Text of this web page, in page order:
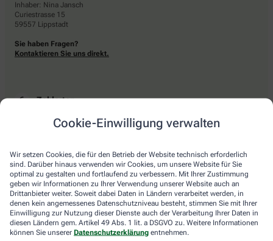
Cookie-Einwilligung verwalten
Wir setzen Cookies, die für den Betrieb der Website technisch erforderlich
sind. Darüber hinaus verwenden wir Cookies, um unsere Website für Sie
optimal zu gestalten und fortlaufend zu verbessern. Mit Ihrer Zustimmung
geben wir Informationen zu Ihrer Verwendung unserer Website auch an
Drittanbieter weiter. Soweit dabei Daten in Ländern verarbeitet werden, in
denen kein angemessenes Datenschutzniveau besteht, stimmen Sie mit Ihrer
Einwilligung zur Nutzung dieser Dienste auch der Verarbeitung Ihrer Daten in
diesen Ländern gem. Artikel 49 Abs. 1 lit. a DSGVO zu. Weitere Informationen
können Sie unserer Datenschutzerklärung entnehmen.
Inhaber: Nina Jansch
Curiestrasse 15
59557 Lippstadt
Sie haben Fragen?
Kontaktieren Sie uns direkt.
Zahlarten
Bar oder mit einer anderen akzeptierten Zahlungsart Ihrer Apotheke vor Ort.
Lieferarten
Abholung in der Apotheke
Botendienstlieferung